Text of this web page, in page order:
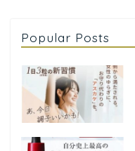
Popular Posts